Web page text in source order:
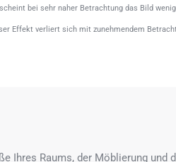
bei sehr naher Betrachtung das Bild
Effekt verliert sich mit zunehmendem
Ihres Raums, der Möblierung und